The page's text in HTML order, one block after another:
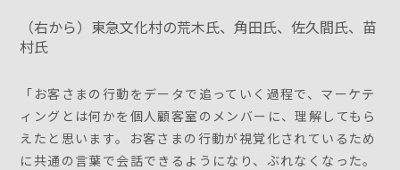
（右から）東急文化村の荒木氏、角田氏、佐久間氏、苗
村氏
「お客さまの行動をデータで追っていく過程で、マーケテ
ィングとは何かを個人顧客室のメンバーに、理解してもら
えたと思います。お客さまの行動が視覚化されているため
に共通の言葉で会話できるようになり、ぶれなくなった。